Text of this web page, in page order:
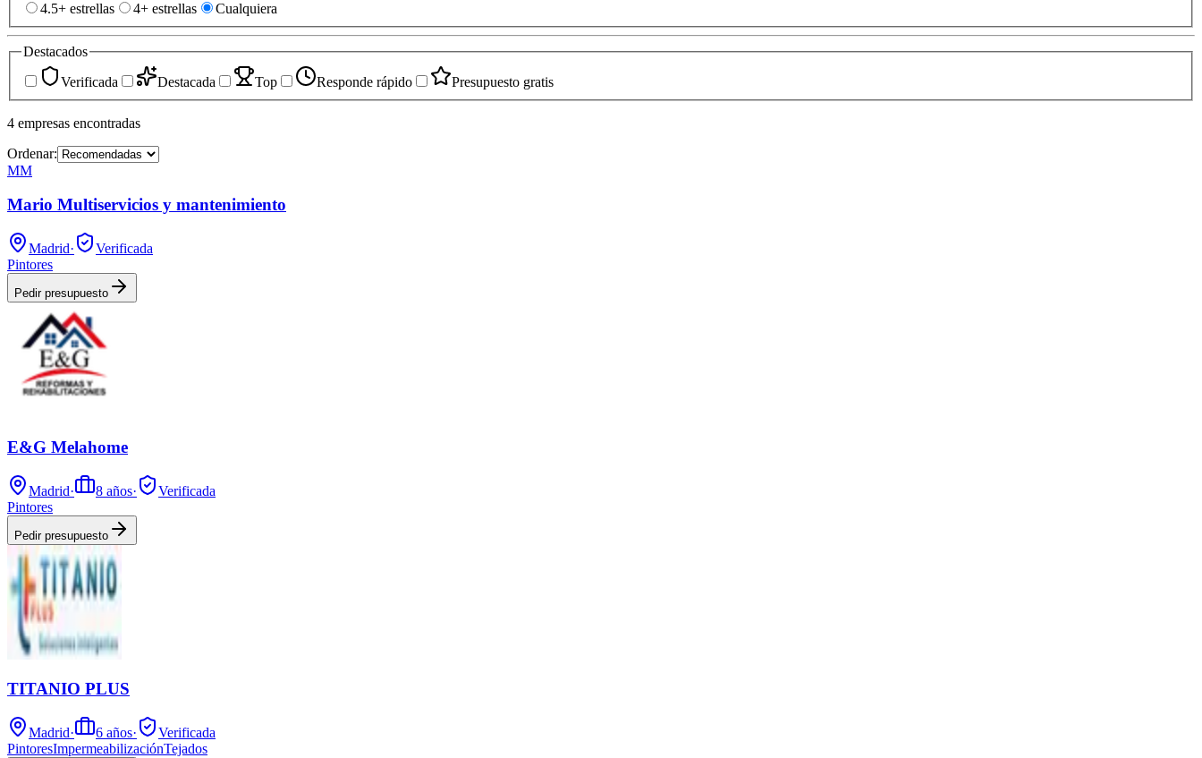
4.5+ estrellas
4+ estrellas Cualquiera
Destacados
Verificada
Destacada Top Responde rápido Presupuesto gratis
4 empresas encontradas
Ordenar:
MM
Mario Multiservicios y mantenimiento
Madrid·
Verificada
Pintores
Pedir presupuesto
E&G Melahome
Madrid· 8 años·
Verificada
Pintores
Pedir presupuesto
TITANIO PLUS
Madrid· 6 años·
Verificada
PintoresImpermeabilizaciónTejados